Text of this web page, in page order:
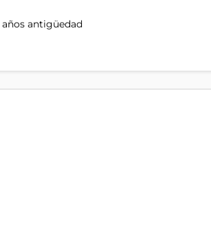
años antigüedad